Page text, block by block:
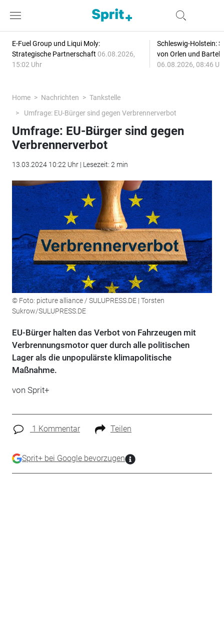
E-Fuel Group und Liqui Moly:
Strategische Partnerschaft 06.08.2026,
15:02 Uhr
Schleswig-Holstein:
von Orlen und
06.08.2026, 08:46
Home Nachrichten
Tankstelle
Umfrage: EU-Bürger sind gegen Verbrennerverbot
Umfrage: EU-Bürger sind gegen
Verbrennerverbot
13.03.2024 10:22 Uhr | Lesezeit: 2 min
© Foto: picture alliance / SULUPRESS.DE | Torsten
Sukrow/SULUPRESS.DE
EU-Bürger halten das Verbot von Fahrzeugen mit
Verbrennungsmotor quer durch alle politischen
Lager als die unpopulärste klimapolitische
Maßnahme.
von Sprit+
1 Kommentar Teilen
Sprit+ bei Google bevorzugen